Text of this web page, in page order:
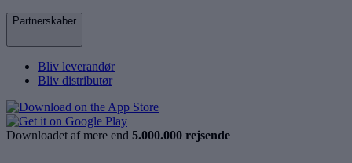
Partnerskaber
Bliv leverandør
Bliv distributør
Downloadet af mere end 5.000.000 rejsende